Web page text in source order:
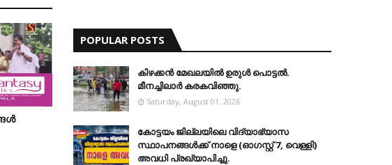
POPULAR POSTS
കിഴക്കന്‍ മേഖലയില്‍ ഉരുള്‍ പൊട്ടല്‍.
മീനച്ചിലാര്‍ കരകവിഞ്ഞു.
Saturday, August 01, 2026
കോട്ടയം ജില്ലയിലെ വിദ്യാഭ്യാസ
സ്ഥാപനങ്ങള്‍ക്ക് നാളെ (ഓഗസ്റ്റ് 7, വെള്ളി)
അവധി പ്രഖ്യാപിച്ചു.